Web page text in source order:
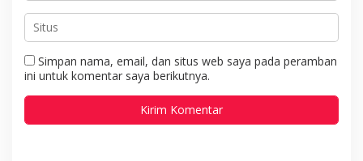
Simpan nama, email, dan situs web saya pada peramban
ini untuk komentar saya berikutnya.